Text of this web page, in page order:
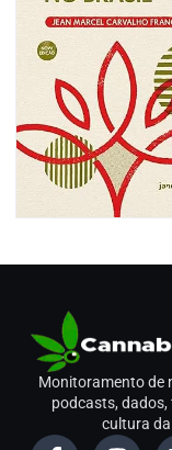
Monitoramento de
podcasts, dados,
cultura